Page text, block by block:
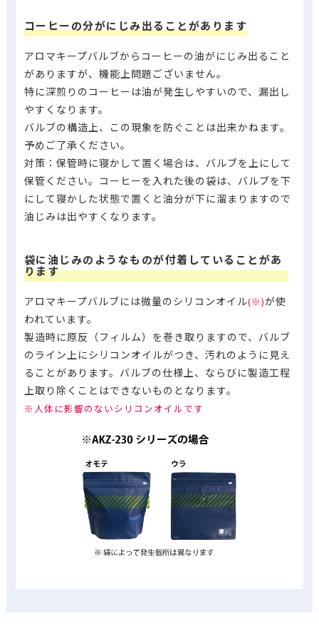
コーヒーの分がにじみ出ることがあります
アロマキープバルブからコーヒーの油がにじみ出ること
がありますが、機能上問題ございません。
特に深煎りのコーヒーは油が発生しやすいので、漏出し
やすくなります。
バルブの構造上、この現象を防ぐことは出来かねます。
予めご了承ください。
対策：保管時に寝かして置く場合は、バルブを上にして
保管ください。コーヒーを入れた後の袋は、バルブを下
にして寝かした状態で置くと油分が下に溜まりますので
油じみは出やすくなります。
袋に油じみのようなものが付着していることがあ
ります
アロマキープバルブには微量のシリコンオイル(※)が使
われています。
製造時に原反（フィルム）を巻き取りますので、バルブ
のライン上にシリコンオイルがつき、汚れのように見え
ることがあります。バルブの仕様上、ならびに製造工程
上取り除くことはできないものとなります。
※人体に影響のないシリコンオイルです